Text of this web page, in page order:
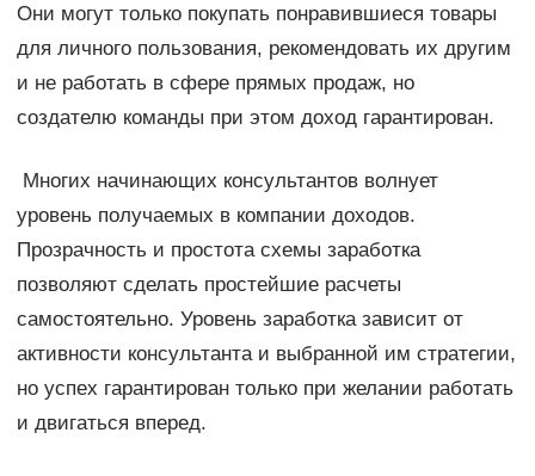
Они могут только покупать понравившиеся товары
для личного пользования, рекомендовать их другим
и не работать в сфере прямых продаж, но
создателю команды при этом доход гарантирован.
Многих начинающих консультантов волнует
уровень получаемых в компании доходов.
Прозрачность и простота схемы заработка
позволяют сделать простейшие расчеты
самостоятельно. Уровень заработка зависит от
активности консультанта и выбранной им стратегии,
но успех гарантирован только при желании работать
и двигаться вперед.